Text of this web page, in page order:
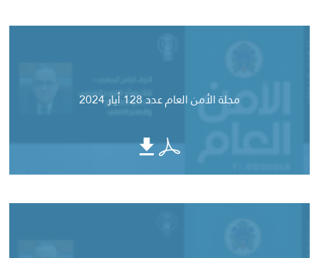
مجلة الأمن العام عدد 128 أيار 2024